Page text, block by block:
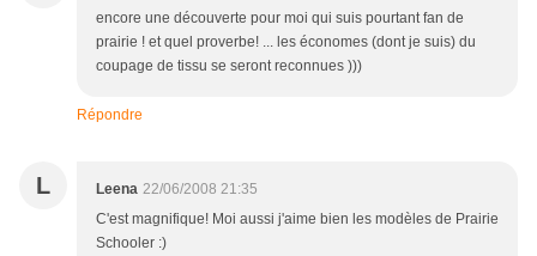
encore une découverte pour moi qui suis pourtant fan de
prairie ! et quel proverbe! ... les économes (dont je suis) du
coupage de tissu se seront reconnues )))
Répondre
L Leena 22/06/2008 21:35
C'est magnifique! Moi aussi j'aime bien les modèles de Prairie
Schooler :)